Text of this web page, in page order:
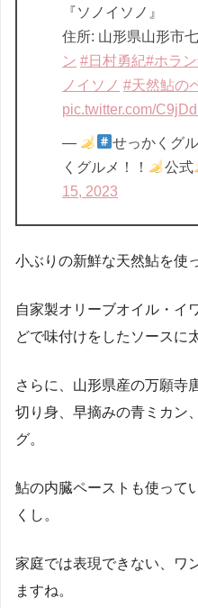
『ソノイソノ』
住所: 山形県山形市
ン #日村勇紀#ホラ
ノイソノ #天然鮎の
pic.twitter.com/
— せっかくグ
くグルメ！！
公式
15, 2023
小ぶりの新鮮な天然鮎を使
自家製オリーブオイル・イ
どで味付けをしたソースに
さらに、山形県産の万願寺
切り身、早摘みの青ミカン
グ。
鮎の内臓ペーストも使って
くし。
家庭では表現できない、ワ
ますね。